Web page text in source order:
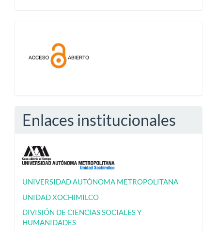
abierto
Enlaces institucionales
UNIVERSIDAD AUTÓNOMA METROPOLITANA
UNIDAD XOCHIMILCO
DIVISIÓN DE CIENCIAS SOCIALES Y
HUMANIDADES